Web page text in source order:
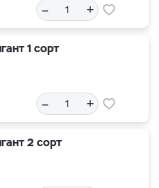
– +
1 сорт
– +
2 сорт